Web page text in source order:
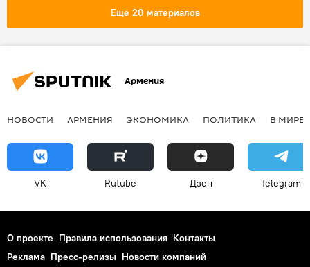
Еще 20 материалов
Армения
НОВОСТИ АРМЕНИЯ ЭКОНОМИКА ПОЛИТИКА В МИРЕ
VK Rutube Дзен Telegram
О проекте Правила использования Контакты
Реклама Пресс-релизы Новости компаний